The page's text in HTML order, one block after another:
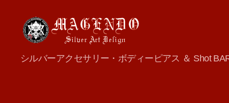
MAGENDO
JAPAN
シルバーアクセサリー・ボディーピアス ＆ Shot